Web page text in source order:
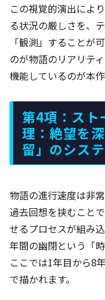
この視覚的演出によ
る状況の厳しさを、
「観測」することが
のが物語のリアリテ
機能しているのが本作
第4項：スト
理：絶望を
留」のシス
物語の進行速度は非
過去回想を挟むこと
せるプロセスが組み
年間の幽閉という「
ここでは1年目から8
で描かれます。